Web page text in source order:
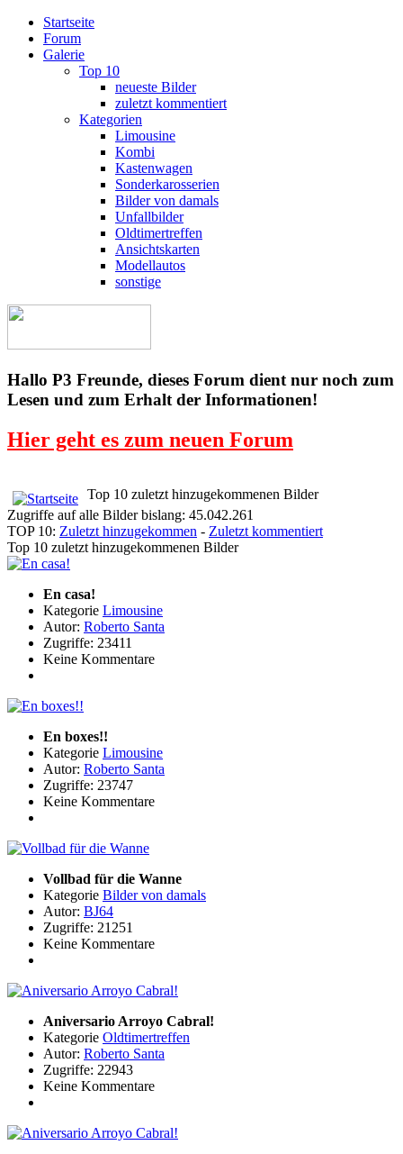
Startseite
Forum
Galerie
Top 10
neueste Bilder
zuletzt kommentiert
Kategorien
Limousine
Kombi
Kastenwagen
Sonderkarosserien
Bilder von damals
Unfallbilder
Oldtimertreffen
Ansichtskarten
Modellautos
sonstige
Hallo P3 Freunde, dieses Forum dient nur noch zum
Lesen und zum Erhalt der Informationen!
Hier geht es zum neuen Forum
Top 10 zuletzt hinzugekommenen Bilder
Zugriffe auf alle Bilder bislang: 45.042.261
TOP 10: Zuletzt hinzugekommen - Zuletzt kommentiert
Top 10 zuletzt hinzugekommenen Bilder
En casa!
Kategorie Limousine
Autor: Roberto Santa
Zugriffe: 23411
Keine Kommentare
En boxes!!
Kategorie Limousine
Autor: Roberto Santa
Zugriffe: 23747
Keine Kommentare
Vollbad für die Wanne
Kategorie Bilder von damals
Autor: BJ64
Zugriffe: 21251
Keine Kommentare
Aniversario Arroyo Cabral!
Kategorie Oldtimertreffen
Autor: Roberto Santa
Zugriffe: 22943
Keine Kommentare